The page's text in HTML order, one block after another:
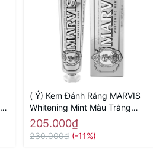
( Ý) Kem Đánh Răng MARVIS
Whitening Mint Màu Trắng
85ml ( Chứa Tinh Chất Trắng
Răng)
205.000₫
230.000₫ (-11%)